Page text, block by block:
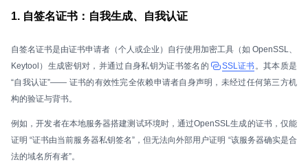
1. 自签名证书：自我生成、自我认证
自签名证书是由证书申请者（个人或企业）自行使用加密工具（如 OpenSSL、
Keytool）生成密钥对，并通过自身私钥为证书签名的
SSL证书。其本质是
“自我认证”—— 证书的有效性完全依赖申请者自身声明，未经过任何第三方机
构的验证与背书。
例如，开发者在本地服务器搭建测试环境时，通过OpenSSL生成的证书，仅能
证明 “证书由当前服务器私钥签名”，但无法向外部用户证明 “该服务器确实是合
法的域名所有者”。